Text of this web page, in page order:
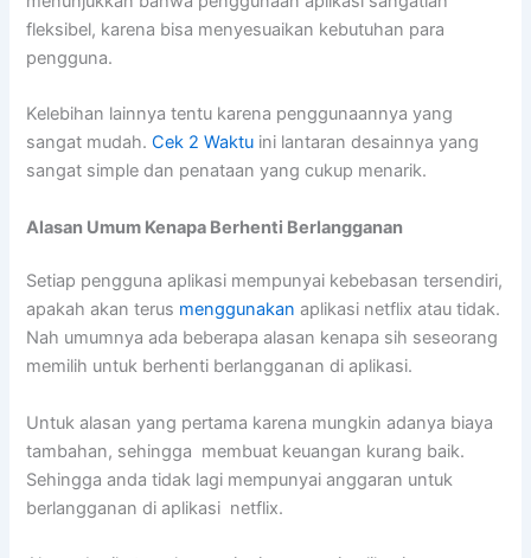
fleksibel, karena bisa menyesuaikan kebutuhan para
pengguna.
Kelebihan lainnya tentu karena penggunaannya yang
sangat mudah.Cek 2 Waktu ini lantaran desainnya yang
sangat simple dan penataan yang cukup menarik.
Alasan Umum Kenapa Berhenti Berlangganan
Setiap pengguna aplikasi mempunyai kebebasan tersendiri,
apakah akan terus menggunakan aplikasi netflix atau tidak.
Nah umumnya ada beberapa alasan kenapa sih seseorang
memilih untuk berhenti berlangganan di aplikasi.
Untuk alasan yang pertama karena mungkin adanya biaya
tambahan, sehingga membuat keuangan kurang baik.
Sehingga anda tidak lagi mempunyai anggaran untuk
berlangganan di aplikasi netflix.